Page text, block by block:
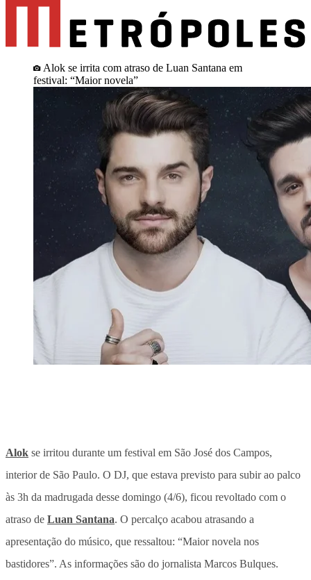
Alok se irrita com atraso de Luan Santana em
festival: “Maior novela”
Alok se irritou durante um festival em São José dos Campos,
interior de São Paulo. O DJ, que estava previsto para subir ao palco
às 3h da madrugada desse domingo (4/6), ficou revoltado com o
atraso de Luan Santana. O percalço acabou atrasando a
apresentação do músico, que ressaltou: “Maior novela nos
bastidores”. As informações são do jornalista Marcos Bulques.